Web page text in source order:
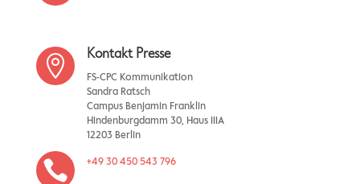
 Kontakt Presse
FS-CPC Kommunikation
Sandra Ratsch
Campus Benjamin Franklin
Hindenburgdamm 30, Haus IIIA
12203 Berlin
 +49 30 450 543 796